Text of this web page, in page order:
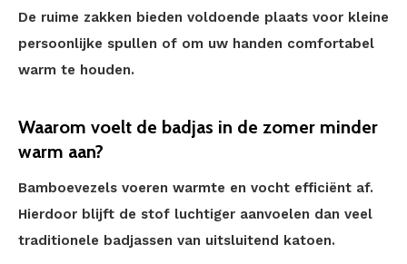
De ruime zakken bieden voldoende plaats voor kleine
persoonlijke spullen of om uw handen comfortabel
warm te houden.
Waarom voelt de badjas in de zomer minder
warm aan?
Bamboevezels voeren warmte en vocht efficiënt af.
Hierdoor blijft de stof luchtiger aanvoelen dan veel
traditionele badjassen van uitsluitend katoen.